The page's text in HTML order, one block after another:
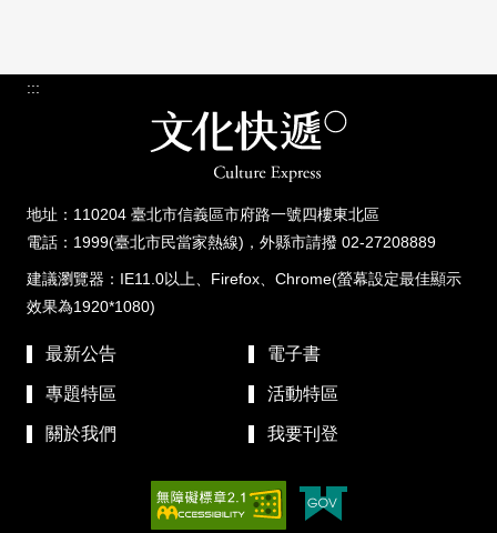
:::
地址：110204 臺北市信義區市府路一號四樓東北區
電話：1999(臺北市民當家熱線)，外縣市請撥 02-27208889
建議瀏覽器：IE11.0以上、Firefox、Chrome(螢幕設定最佳顯示
效果為1920*1080)
最新公告 電子書
專題特區 活動特區
關於我們 我要刊登